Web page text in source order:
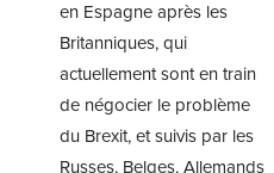
en Espagne après les
Britanniques, qui
actuellement sont en train
de négocier le problème
du Brexit, et suivis par les
Russes, Belges, Allemands